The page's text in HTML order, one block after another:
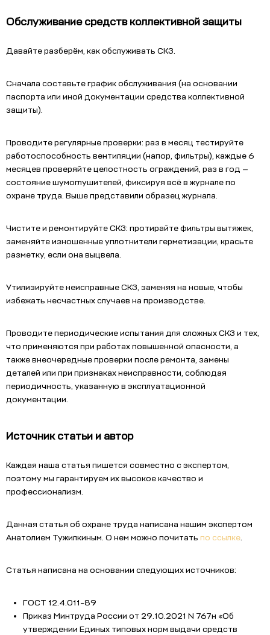
Обслуживание средств коллективной защиты
Давайте разберём, как обслуживать СКЗ.
Сначала составьте график обслуживания (на основании
паспорта или иной документации средства коллективной
защиты).
Проводите регулярные проверки: раз в месяц тестируйте
работоспособность вентиляции (напор, фильтры), каждые 6
месяцев проверяйте целостность ограждений, раз в год —
состояние шумоглушителей, фиксируя всё в журнале по
охране труда. Выше представили образец журнала.
Чистите и ремонтируйте СКЗ: протирайте фильтры вытяжек,
заменяйте изношенные уплотнители герметизации, красьте
разметку, если она выцвела.
Утилизируйте неисправные СКЗ, заменяя на новые, чтобы
избежать несчастных случаев на производстве.
Проводите периодические испытания для сложных СКЗ и тех,
что применяются при работах повышенной опасности, а
также внеочередные проверки после ремонта, замены
деталей или при признаках неисправности, соблюдая
периодичность, указанную в эксплуатационной
документации.
Источник статьи и автор
Каждая наша статья пишется совместно с экспертом,
поэтому мы гарантируем их высокое качество и
профессионализм.
Данная статья об охране труда написана нашим экспертом
Анатолием Тужилкиным. О нем можно почитать по ссылке.
Статья написана на основании следующих источников:
ГОСТ 12.4.011-89
Приказ Минтруда России от 29.10.2021 N 767н «Об
утверждении Единых типовых норм выдачи средств